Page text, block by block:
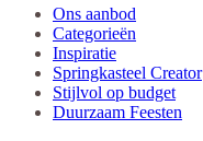
Ons aanbod
Categorieën
Inspiratie
Springkasteel Creator
Stijlvol op budget
Duurzaam Feesten